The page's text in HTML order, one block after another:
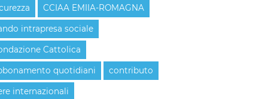
CCIAA EMIIA-ROMAGNA
intrapresa sociale
Cattolica
quotidiani contributo
internazionali